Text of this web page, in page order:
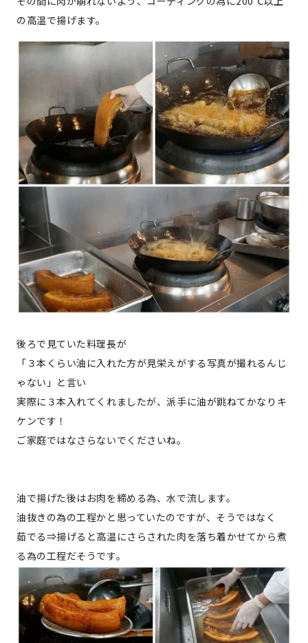
の高温で揚げます。
後ろで見ていた料理長が
「３本くらい油に入れた方が見栄えがする写真が撮れるんじ
ゃない」と言い
実際に３本入れてくれましたが、派手に油が跳ねてかなりキ
ケンです！
ご家庭ではなさらないでくださいね。
油で揚げた後はお肉を締める為、水で流します。
油抜きの為の工程かと思っていたのですが、そうではなく
茹でる⇒揚げると高温にさらされた肉を落ち着かせてから煮
る為の工程だそうです。